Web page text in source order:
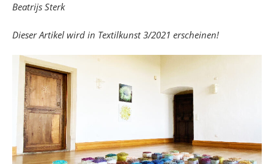
Beatrijs Sterk
Dieser Artikel wird in Textilkunst 3/2021 erscheinen!